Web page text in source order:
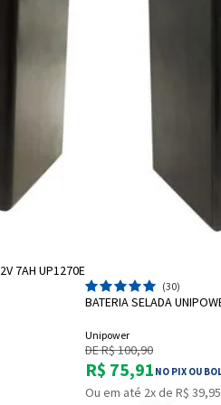
7AH UP1270E
(30)
BATERIA SELADA
Unipower
DE R$ 100,90
R$ 75,91 NO PIX OU
Ou em até 2x de R$ 39,95